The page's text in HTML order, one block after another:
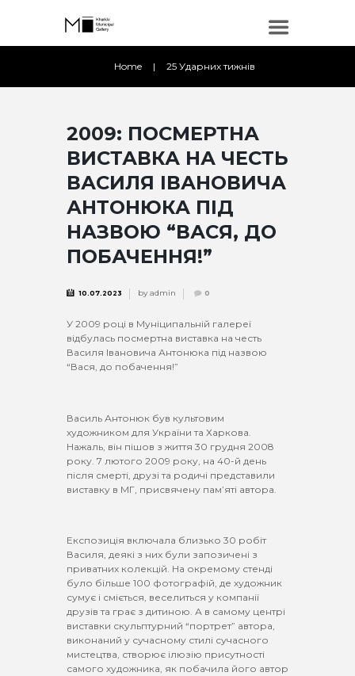
Home 25 Ударних тижнів
2009: ПОСМЕРТНА
ВИСТАВКА НА ЧЕСТЬ
ВАСИЛЯ ІВАНОВИЧА
АНТОНЮКА ПІД
НАЗВОЮ “ВАСЯ, ДО
ПОБАЧЕННЯ!”
10.07.2023 byadmin 0
У 2009 році в Муніципальній галереї
відбулась посмертна виставка на честь
Василя Івановича Антонюка під назвою
“Вася, до побачення!”
Василь Антонюк був культовим
художником для України та Харкова.
Нажаль, він пішов з життя 30 грудня 2008
року. 7 лютого 2009 року, на 40-й день
після смерті, друзі та родичі представили
виставку в МГ, присвячену пам’яті автора.
Експозиція включала близько 30 робіт
Василя, деякі з них були запозичені з
приватних колекцій. На окремому стенді
було більше 100 фотографій, де художник
сумує і сміється, веселиться у компанії
друзів та грає з дитиною. А в самому центрі
виставки скульптурний “портрет” автора,
виконаний у сучасному стилі сучасного
мистецтва, створює ілюзію присутності
самого художника, як побачила його автор